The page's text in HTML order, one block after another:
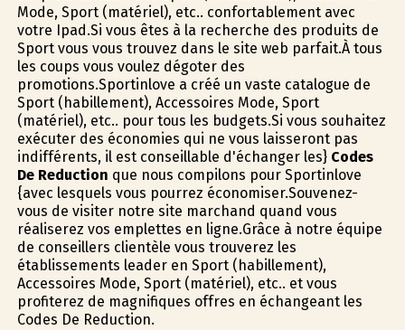
Mode, Sport (matériel), etc.. confortablement avec
votre Ipad.Si vous êtes à la recherche des produits de
Sport vous vous trouvez dans le site web parfait.À tous
les coups vous voulez dégoter des
promotions.Sportinlove a créé un vaste catalogue de
Sport (habillement), Accessoires Mode, Sport
(matériel), etc.. pour tous les budgets.Si vous souhaitez
exécuter des économies qui ne vous laisseront pas
indifférents, il est conseillable d'échanger les} Codes
De Reduction que nous compilons pour Sportinlove
{avec lesquels vous pourrez économiser.Souvenez-
vous de visiter notre site marchand quand vous
réaliserez vos emplettes en ligne.Grâce à notre équipe
de conseillers clientèle vous trouverez les
établissements leader en Sport (habillement),
Accessoires Mode, Sport (matériel), etc.. et vous
profiterez de magnifiques offres en échangeant les
Codes De Reduction.